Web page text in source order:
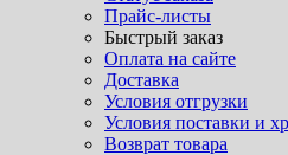
Прайс-листы
Быстрый заказ
Оплата на сайте
Доставка
Условия отгрузки
Условия поставки и
Возврат товара